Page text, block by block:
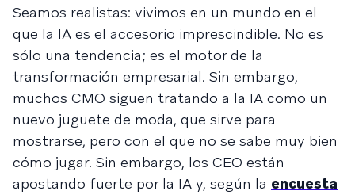
Seamos realistas: vivimos en un mundo en el
que la IA es el accesorio imprescindible. No es
sólo una tendencia; es el motor de la
transformación empresarial. Sin embargo,
muchos CMO siguen tratando a la IA como un
nuevo juguete de moda, que sirve para
mostrarse, pero con el que no se sabe muy bien
cómo jugar. Sin embargo, los CEO están
apostando fuerte por la IA y, según la encuesta